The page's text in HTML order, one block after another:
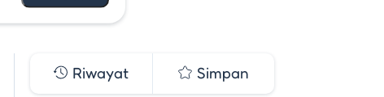
Riwayat Simpan